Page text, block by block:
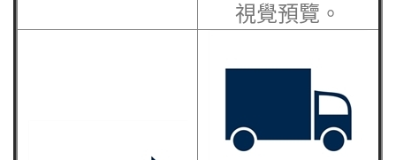
視覺預覽。